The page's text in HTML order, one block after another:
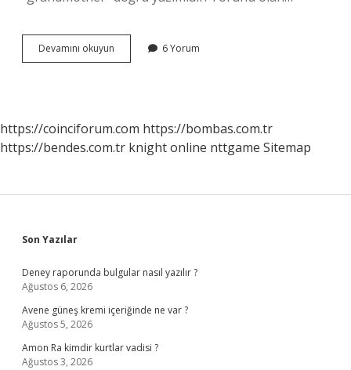
Devamını okuyun Anneannem
Ne
6 Yorum
https://coinciforum.com https://bombas.com.tr
https://bendes.com.tr knight online nttgame Sitemap
Sidebar
Son Yazılar
Deney raporunda bulgular nasıl yazılır ?
Ağustos 6, 2026
Avene güneş kremi içeriğinde ne var ?
Ağustos 5, 2026
Amon Ra kimdir kurtlar vadisi ?
Ağustos 3, 2026